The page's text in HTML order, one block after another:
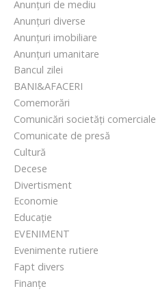
i
o
v
a
Anunțuri de mediu
Anunțuri diverse
Anunțuri imobiliare
Anunțuri umanitare
Bancul zilei
BANI&AFACERI
Comemorări
Comunicări societăți comerciale
Comunicate de presă
Cultură
Decese
Divertisment
Economie
Educație
EVENIMENT
Evenimente rutiere
Fapt divers
Finanțe